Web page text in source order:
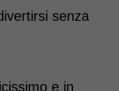
senza
e in